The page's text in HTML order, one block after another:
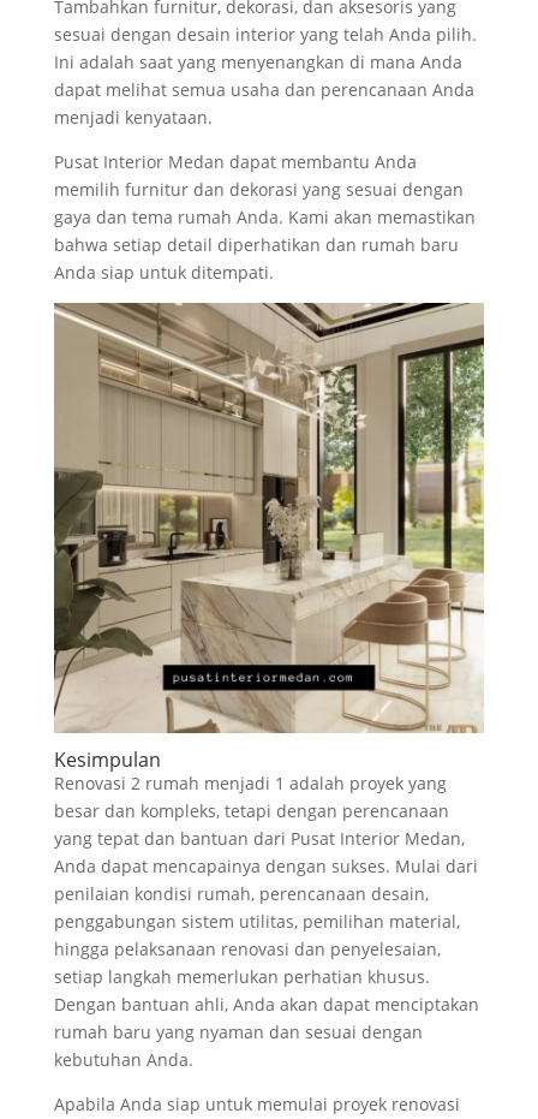
Tambahkan furnitur, dekorasi, dan aksesoris yang
sesuai dengan desain interior yang telah Anda pilih.
Ini adalah saat yang menyenangkan di mana Anda
dapat melihat semua usaha dan perencanaan Anda
menjadi kenyataan.
Pusat Interior Medan dapat membantu Anda
memilih furnitur dan dekorasi yang sesuai dengan
gaya dan tema rumah Anda. Kami akan memastikan
bahwa setiap detail diperhatikan dan rumah baru
Anda siap untuk ditempati.
Kesimpulan
Renovasi 2 rumah menjadi 1 adalah proyek yang
besar dan kompleks, tetapi dengan perencanaan
yang tepat dan bantuan dari Pusat Interior Medan,
Anda dapat mencapainya dengan sukses. Mulai dari
penilaian kondisi rumah, perencanaan desain,
penggabungan sistem utilitas, pemilihan material,
hingga pelaksanaan renovasi dan penyelesaian,
setiap langkah memerlukan perhatian khusus.
Dengan bantuan ahli, Anda akan dapat menciptakan
rumah baru yang nyaman dan sesuai dengan
kebutuhan Anda.
Apabila Anda siap untuk memulai proyek renovasi